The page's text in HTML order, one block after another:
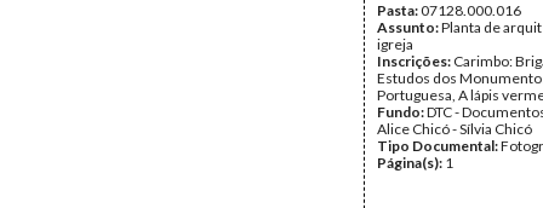
Pasta:07128.000.016
Assunto:Planta de
igreja
Inscrições: Carimbo:
Estudos dos
Portuguesa, A lápis
Fundo:DTC -
Alice Chicó - Sílvia Chicó
Tipo Documental:
Página(s): 1